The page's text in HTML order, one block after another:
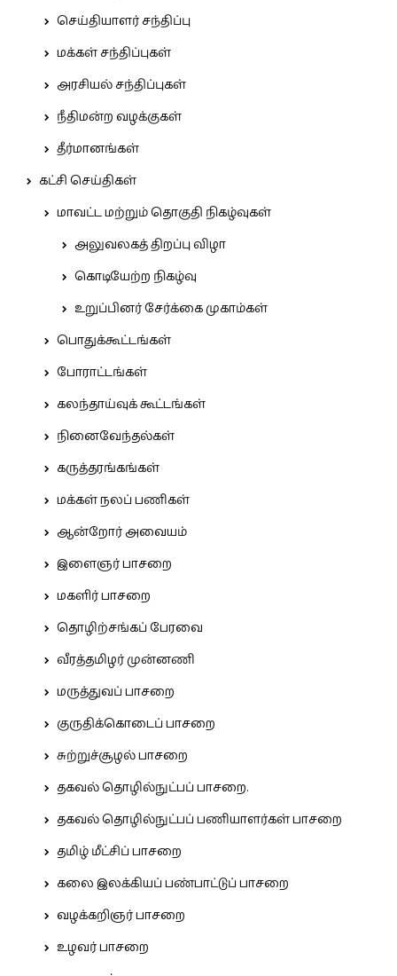
செய்தியாளர் சந்திப்பு
மக்கள் சந்திப்புகள்
அரசியல் சந்திப்புகள்
நீதிமன்ற வழக்குகள்
தீர்மானங்கள்
கட்சி செய்திகள்
மாவட்ட மற்றும் தொகுதி நிகழ்வுகள்
அலுவலகத் திறப்பு விழா
கொடியேற்ற நிகழ்வு
உறுப்பினர் சேர்க்கை முகாம்கள்
பொதுக்கூட்டங்கள்
போராட்டங்கள்
கலந்தாய்வுக் கூட்டங்கள்
நினைவேந்தல்கள்
கருத்தரங்கங்கள்
மக்கள் நலப் பணிகள்
ஆன்றோர் அவையம்
இளைஞர் பாசறை
மகளிர் பாசறை
தொழிற்சங்கப் பேரவை
வீரத்தமிழர் முன்னணி
மருத்துவப் பாசறை
குருதிக்கொடைப் பாசறை
சுற்றுச்சூழல் பாசறை
தகவல் தொழில்நுட்பப் பாசறை.
தகவல் தொழில்நுட்பப் பணியாளர்கள் பாசறை
தமிழ் மீட்சிப் பாசறை
கலை இலக்கியப் பண்பாட்டுப் பாசறை
வழக்கறிஞர் பாசறை
உழவர் பாசறை